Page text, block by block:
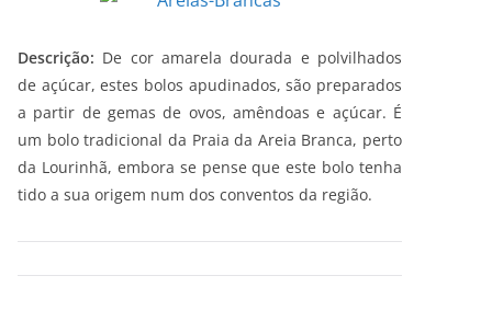
Descrição: De cor amarela dourada e polvilhados
de açúcar, estes bolos apudinados, são preparados
a partir de gemas de ovos, amêndoas e açúcar. É
um bolo tradicional da Praia da Areia Branca, perto
da Lourinhã, embora se pense que este bolo tenha
tido a sua origem num dos conventos da região.